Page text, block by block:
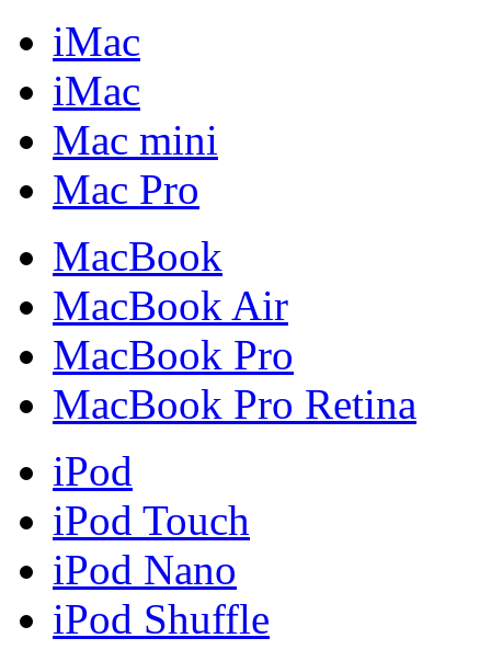
iMac
iMac
Mac mini
Mac Pro
MacBook
MacBook Air
MacBook Pro
MacBook Pro Retina
iPod
iPod Touch
iPod Nano
iPod Shuffle